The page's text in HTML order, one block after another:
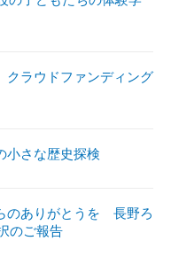
クラウドファンディング
小さな歴史探検
のありがとうを 長野ろ
のご報告